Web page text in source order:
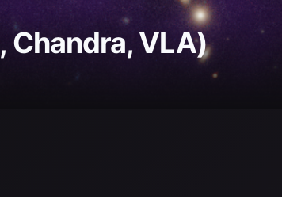
Chandra, VLA)